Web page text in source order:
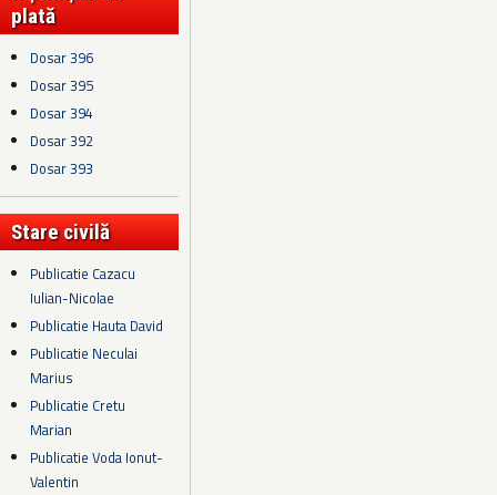
plată
Dosar 396
Dosar 395
Dosar 394
Dosar 392
Dosar 393
Stare civilă
Publicatie Cazacu
Iulian-Nicolae
Publicatie Hauta David
Publicatie Neculai
Marius
Publicatie Cretu
Marian
Publicatie Voda Ionut-
Valentin